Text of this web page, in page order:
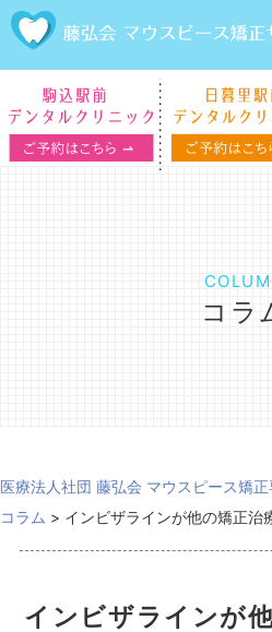
コラ
医療法人社団 藤弘会 マウスピース矯正
コラム > インビザラインが他の矯正治
インビザラインが